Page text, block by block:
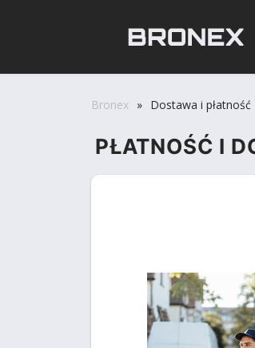
Bronex » Dostawa i płatność
PŁATNOŚĆ I